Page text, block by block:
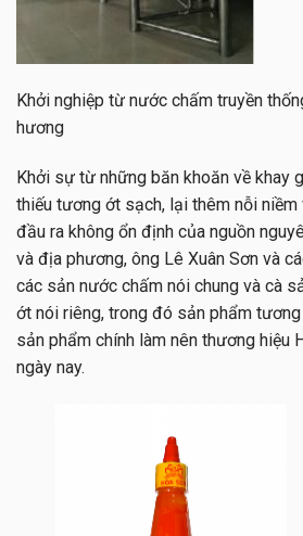
Khởi nghiệp từ nước chấm truyền
hương
Khởi sự từ những băn khoăn về khay
thiếu tương ớt sạch, lại thêm nỗi
đầu ra không ổn định của nguồn
và địa phương, ông Lê Xuân Sơn và
các sản nước chấm nói chung và cà
ớt nói riêng, trong đó sản phẩm
sản phẩm chính làm nên thương hiệu
ngày nay.